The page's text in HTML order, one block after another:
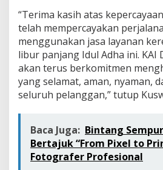
“Terima kasih atas
telah mempercayakan
menggunakan jasa layanan
libur panjang Idul Adha ini. KAI
akan terus berkomitmen
yang selamat, aman, nyaman,
seluruh pelanggan,” tutup
Baca Juga: Bintang
Bertajuk “From Pixel to
Fotografer Profesional